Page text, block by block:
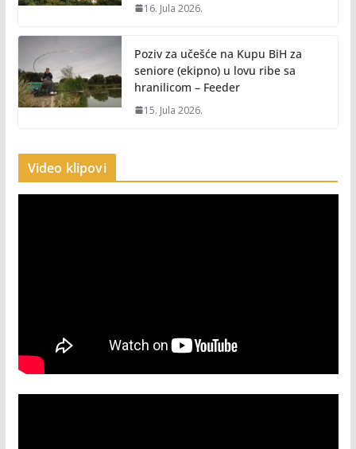
16. Jula 2026.
Poziv za učešće na Kupu BiH za
seniore (ekipno) u lovu ribe sa
hranilicom – Feeder
15. Jula 2026.
Video klipovi